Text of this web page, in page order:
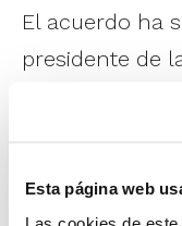
Esta página web
Las cookies de
El acuerdo ha
presidente de
, en
las